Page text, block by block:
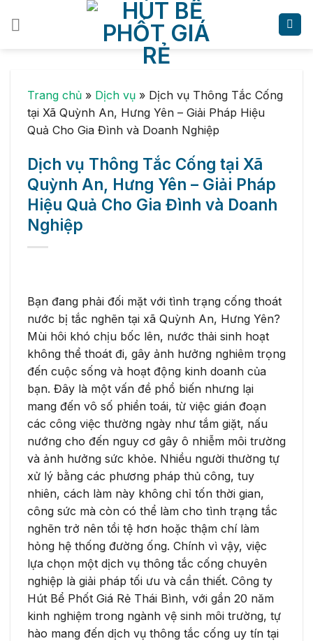
Trang chủ » Dịch vụ » Dịch vụ Thông Tắc Cống
tại Xã Quỳnh An, Hưng Yên – Giải Pháp Hiệu
Quả Cho Gia Đình và Doanh Nghiệp
Dịch vụ Thông Tắc Cống tại Xã
Quỳnh An, Hưng Yên – Giải Pháp
Hiệu Quả Cho Gia Đình và Doanh
Nghiệp
Bạn đang phải đối mặt với tình trạng cống thoát
nước bị tắc nghẽn tại xã Quỳnh An, Hưng Yên?
Mùi hôi khó chịu bốc lên, nước thải sinh hoạt
không thể thoát đi, gây ảnh hưởng nghiêm trọng
đến cuộc sống và hoạt động kinh doanh của
bạn. Đây là một vấn đề phổ biến nhưng lại
mang đến vô số phiền toái, từ việc gián đoạn
các công việc thường ngày như tắm giặt, nấu
nướng cho đến nguy cơ gây ô nhiễm môi trường
và ảnh hưởng sức khỏe. Nhiều người thường tự
xử lý bằng các phương pháp thủ công, tuy
nhiên, cách làm này không chỉ tốn thời gian,
công sức mà còn có thể làm cho tình trạng tắc
nghẽn trở nên tồi tệ hơn hoặc thậm chí làm
hỏng hệ thống đường ống. Chính vì vậy, việc
lựa chọn một dịch vụ thông tắc cống chuyên
nghiệp là giải pháp tối ưu và cần thiết. Công ty
Hút Bể Phốt Giá Rẻ Thái Bình, với gần 20 năm
kinh nghiệm trong ngành vệ sinh môi trường, tự
hào mang đến dịch vụ thông tắc cống uy tín tại